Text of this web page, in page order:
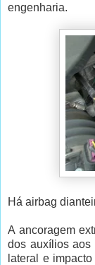
engenharia.
Há airbag
A ancoragem
dos auxílios aos
lateral e